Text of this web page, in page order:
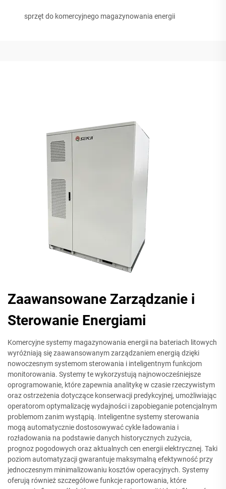
sprzęt do komercyjnego magazynowania energii
Zaawansowane Zarządzanie i
Sterowanie Energiami
Komercyjne systemy magazynowania energii na bateriach litowych
wyróżniają się zaawansowanym zarządzaniem energią dzięki
nowoczesnym systemom sterowania i inteligentnym funkcjom
monitorowania. Systemy te wykorzystują najnowocześniejsze
oprogramowanie, które zapewnia analitykę w czasie rzeczywistym
oraz ostrzeżenia dotyczące konserwacji predykcyjnej, umożliwiając
operatorom optymalizację wydajności i zapobieganie potencjalnym
problemom zanim wystąpią. Inteligentne systemy sterowania
mogą automatycznie dostosowywać cykle ładowania i
rozładowania na podstawie danych historycznych zużycia,
prognoz pogodowych oraz aktualnych cen energii elektrycznej. Taki
poziom automatyzacji gwarantuje maksymalną efektywność przy
jednoczesnym minimalizowaniu kosztów operacyjnych. Systemy
oferują również szczegółowe funkcje raportowania, które